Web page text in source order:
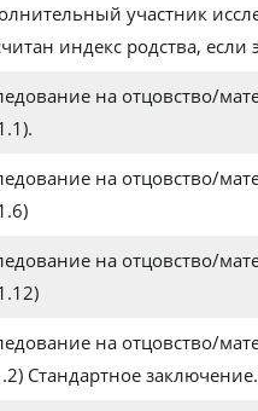
участник
индекс родства,
на отцовство/
на отцовство/
на отцовство/
на отцовство/
Стандартное заключение.